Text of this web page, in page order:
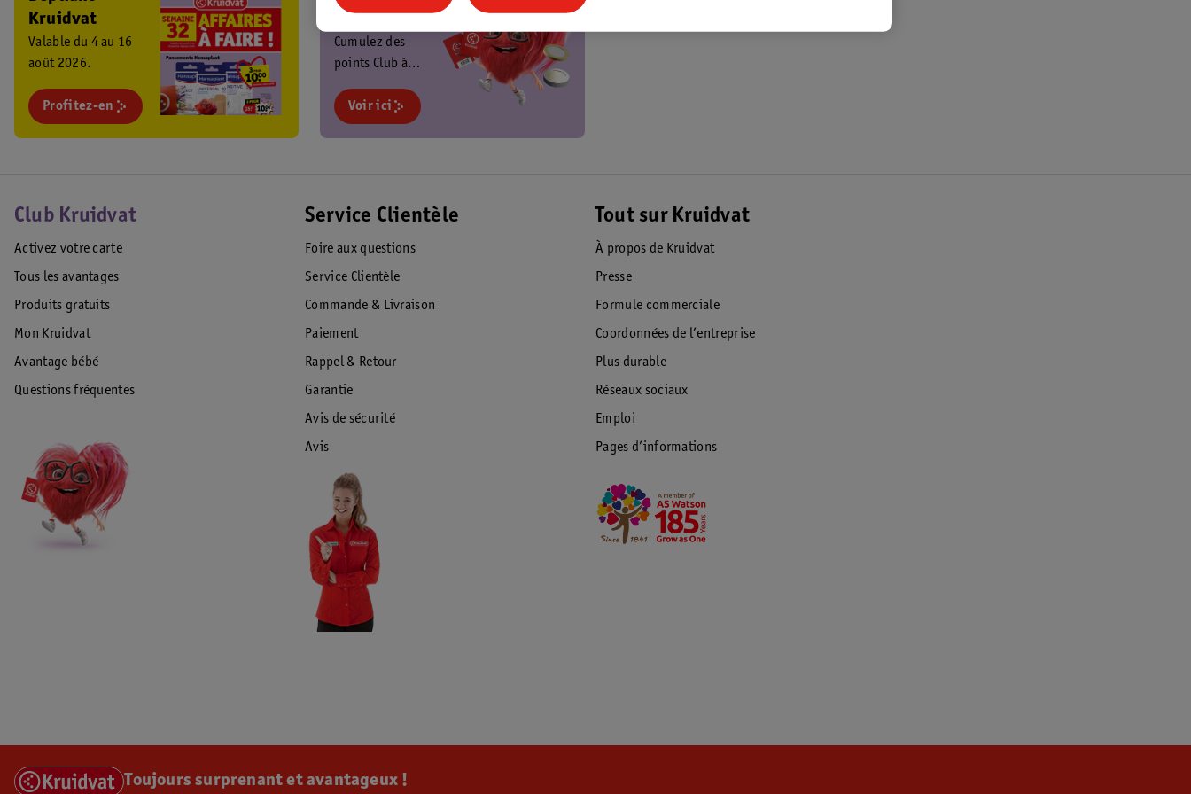
Kruidvat
Valable du 4 au 16
août 2026.
Profitez-en
Cumulez des
points Club à
profitez de
promos
Voir ici
Club Kruidvat
Activez votre carte
Tous les avantages
Produits gratuits
Mon Kruidvat
Avantage bébé
Questions fréquentes
Service Clientèle
Foire aux questions
Service Clientèle
Commande & Livraison
Paiement
Rappel & Retour
Garantie
Avis de sécurité
Avis
Tout sur Kruidvat
À propos de Kruidvat
Presse
Formule commerciale
Coordonnées de l’entreprise
Plus durable
Réseaux sociaux
Emploi
Pages d’informations
Toujours surprenant et avantageux !